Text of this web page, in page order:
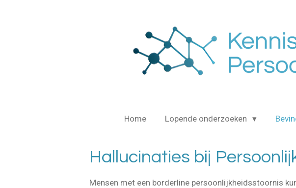
Home Lopende onderzoeken
Hallucinaties bij
Mensen met een borderline persoonlijkheidsstoornis